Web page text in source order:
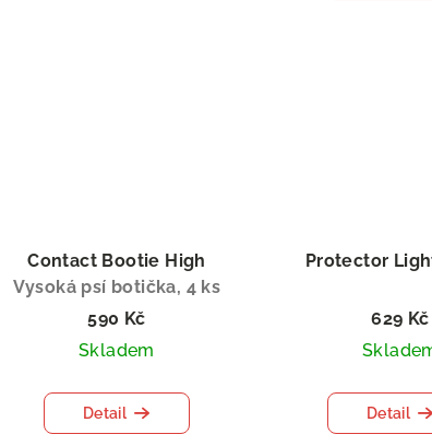
Contact Bootie High
Vysoká psí botička, 4 ks
590 Kč
Skladem
Detail
Protector
629 Kč
Detail